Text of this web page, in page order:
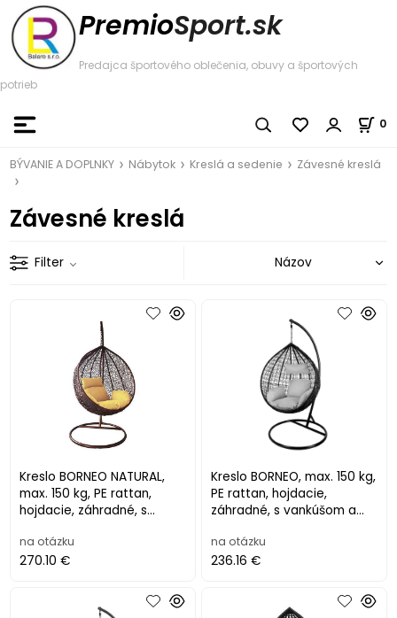
PremioSport.sk
Predajca športového oblečenia, obuvy a športových
potrieb
0
BÝVANIE A DOPLNKY Nábytok Kreslá a sedenie Závesné kreslá
Závesné kreslá
Filter
Kreslo BORNEO NATURAL,
max. 150 kg, PE rattan,
hojdacie, záhradné, s
na otázku
270.10 €
Kreslo BORNEO, max. 150 kg,
PE rattan, hojdacie,
záhradné, s vankúšom a
na otázku
236.16 €